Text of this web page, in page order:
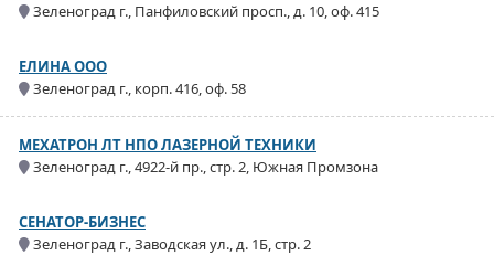
Зеленоград г., Панфиловский просп., д. 10, оф. 415
ЕЛИНА ООО
Зеленоград г., корп. 416, оф. 58
МЕХАТРОН ЛТ НПО ЛАЗЕРНОЙ ТЕХНИКИ
Зеленоград г., 4922-й пр., стр. 2, Южная Промзона
СЕНАТОР-БИЗНЕС
Зеленоград г., Заводская ул., д. 1Б, стр. 2